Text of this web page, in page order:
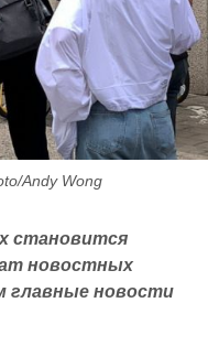
Andy Wong
становится
новостных
главные новости